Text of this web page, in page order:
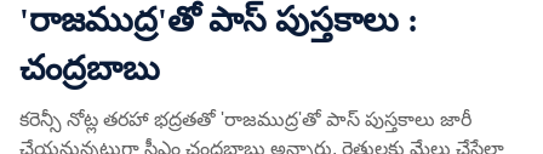
'రాజముద్ర'తో పాస్ పుస్తకాలు :
చంద్రబాబు
కరెన్సీ నోట్ల తరహా భద్రతతో 'రాజముద్ర'తో పాస్ పుస్తకాలు జారీ
చేయనున్నట్టుగా సీఎం చంద్రబాబు అన్నారు. రైతులకు మేలు చేసేలా